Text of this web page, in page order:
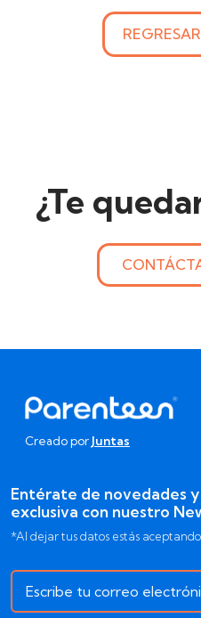
¿Te
Creado por Juntas
Entérate de novedades
exclusiva con nuestro
*Al dejar tus datos estás